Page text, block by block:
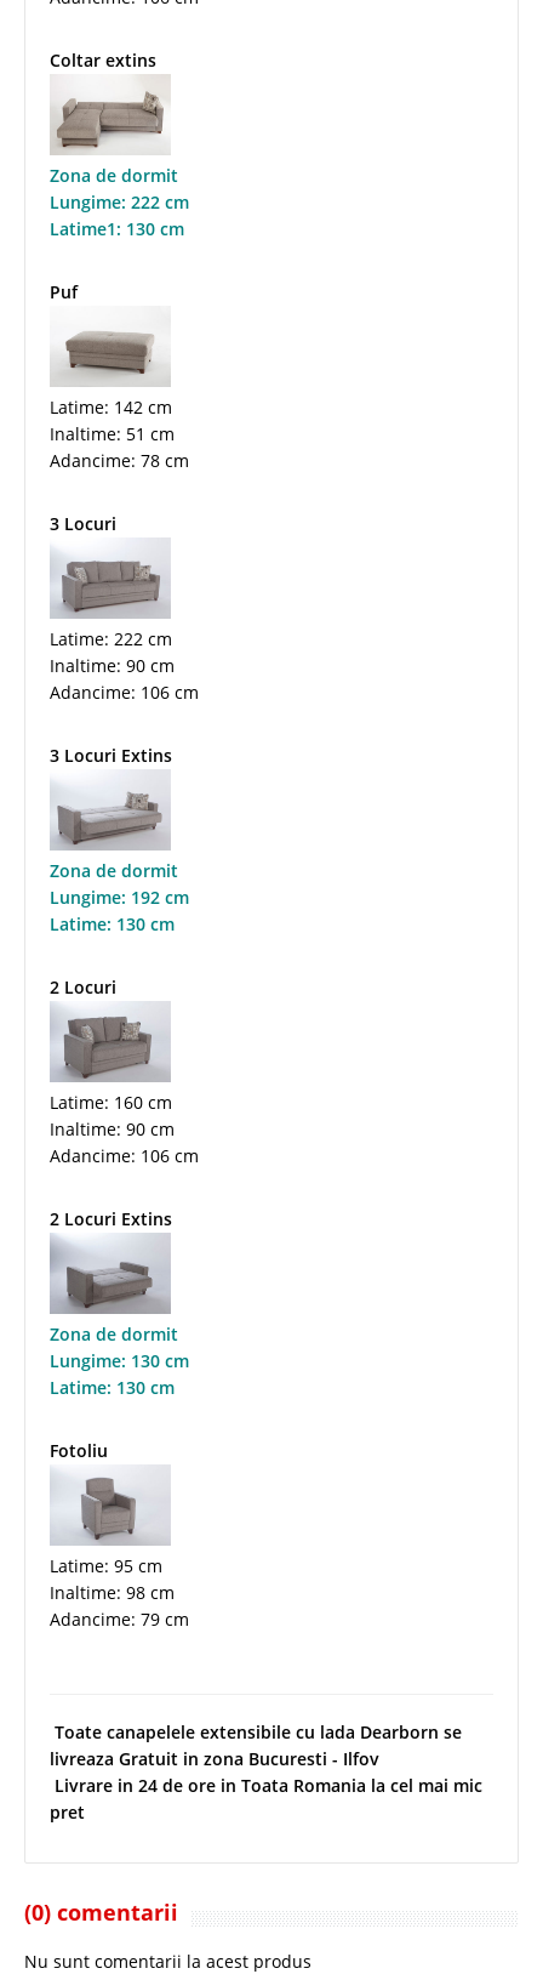
Coltar extins
Zona de dormit
Lungime: 222 cm
Latime1: 130 cm
Puf
Latime: 142 cm
Inaltime: 51 cm
Adancime: 78 cm
3 Locuri
Latime: 222 cm
Inaltime: 90 cm
Adancime: 106 cm
3 Locuri Extins
Zona de dormit
Lungime: 192 cm
Latime: 130 cm
2 Locuri
Latime: 160 cm
Inaltime: 90 cm
Adancime: 106 cm
2 Locuri Extins
Zona de dormit
Lungime: 130 cm
Latime: 130 cm
Fotoliu
Latime: 95 cm
Inaltime: 98 cm
Adancime: 79 cm
Toate canapelele extensibile cu lada Dearborn se
livreaza Gratuit in zona Bucuresti - Ilfov
Livrare in 24 de ore in Toata Romania la cel mai mic
pret
(0) comentarii
Nu sunt comentarii la acest produs